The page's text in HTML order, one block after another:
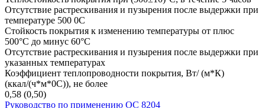
Отсутствие растрескивания и пузырения после выдержки при
температуре 500 0С
Стойкость покрытия к изменению температуры от плюс
500°С до минус 60°С
Отсутствие растрескивания и пузырения после выдержки при
указанных температурах
Коэффициент теплопроводности покрытия, Вт/ (м*К)
(ккал/(ч*м*0С)), не более
0,58 (0,50)
Руководство по применению ОС 8204